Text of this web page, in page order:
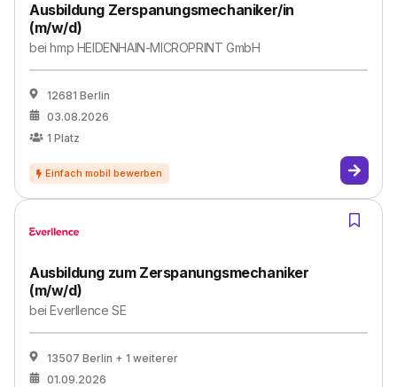
Ausbildung Zerspanungsmechaniker/in
(m/w/d)
beihmp HEIDENHAIN-MICROPRINT GmbH
12681 Berlin
03.08.2026
1 Platz
Ausbildung zum Zerspanungsmechaniker
(m/w/d)
beiEverllence SE
13507 Berlin + 1 weiterer
01.09.2026